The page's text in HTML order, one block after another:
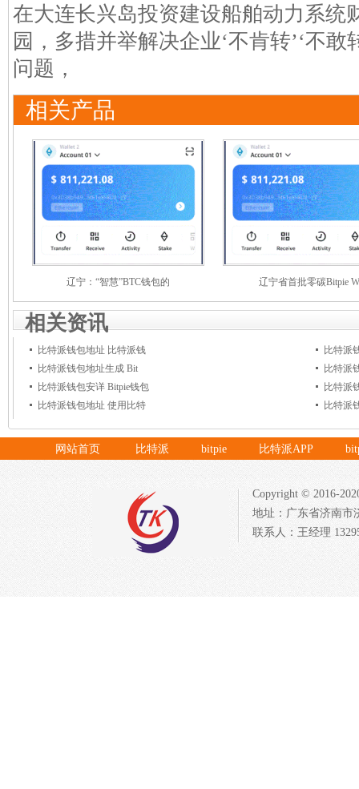
在大连长兴岛投资建设船舶动力系统
园，多措并举解决企业‘不肯转’‘不敢
问题，
相关产品
辽宁：“智慧”BTC钱包的 辽宁省首批零碳Bitpie W
相关资讯
比特派钱包地址 比特派钱
比特派
比特派钱包地址生成 Bit
比特派
比特派钱包安详 Bitpie钱包
比特派
比特派钱包地址 使用比特
比特派
网站首页 比特派 bitpie 比特派APP
Copyright © 2016-
地址：广东省济南市
联系人：王经理